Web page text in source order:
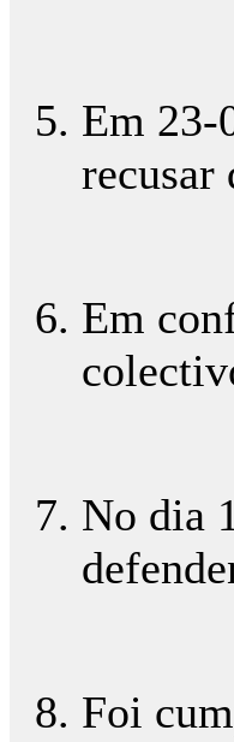
Em 23-
recusar
Em
No dia
Foi